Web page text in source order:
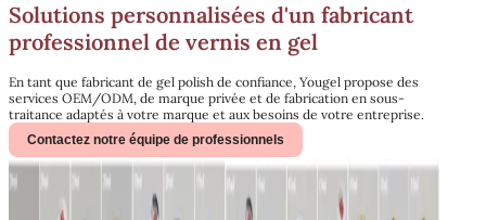
Solutions personnalisées d'un fabricant
professionnel de vernis en gel
En tant que fabricant de gel polish de confiance, Yougel propose des
services OEM/ODM, de marque privée et de fabrication en sous-
traitance adaptés à votre marque et aux besoins de votre entreprise.
Contactez notre équipe de professionnels